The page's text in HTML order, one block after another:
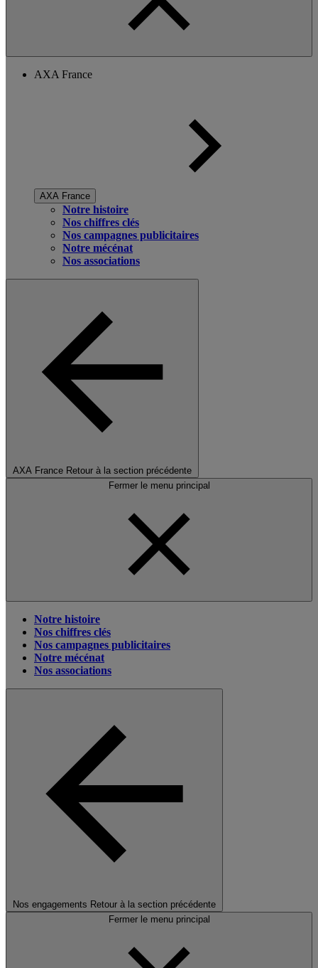
AXA France
AXA France
Notre histoire
Nos chiffres clés
Nos campagnes publicitaires
Notre mécénat
Nos associations
AXA France Retour à la section précédente
Fermer le menu principal
Notre histoire
Nos chiffres clés
Nos campagnes publicitaires
Notre mécénat
Nos associations
Nos engagements Retour à la section précédente
Fermer le menu principal